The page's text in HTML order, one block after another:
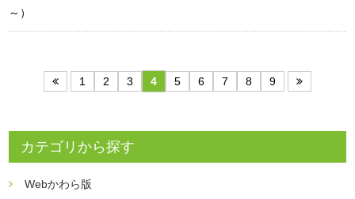
～）
1 2 3 4 5 6 7 8 9
カテゴリから探す
Webかわら版